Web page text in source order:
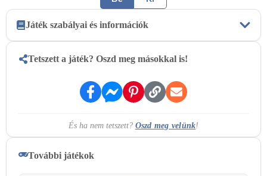
Játék szabályai és információk
A játék lényege
termőhely) alapján kell azonosítanod a keresett gombafajt. A
cél, hogy a fajleírások alapján minél több gombát helyesen
közben is bármikor megtekintheted az eredményeidet, és
Tetszett a játék? Oszd meg másokkal is!
És ha nem tetszett? Oszd meg velünk!
További játékok